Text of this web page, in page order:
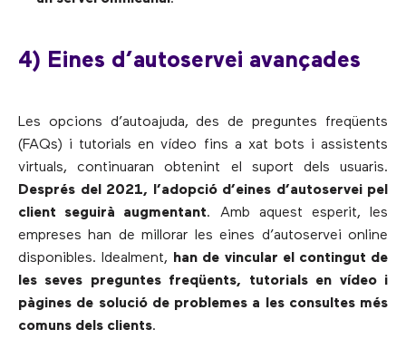
4) Eines d’autoservei avançades
Les opcions d’autoajuda, des de preguntes freqüents
(FAQs) i tutorials en vídeo fins a xat bots i assistents
virtuals, continuaran obtenint el suport dels usuaris.
Després del 2021, l’adopció d’eines d’autoservei pel
client seguirà augmentant. Amb aquest esperit, les
empreses han de millorar les eines d’autoservei online
disponibles. Idealment, han de vincular el contingut de
les seves preguntes freqüents, tutorials en vídeo i
pàgines de solució de problemes a les consultes més
comuns dels clients.